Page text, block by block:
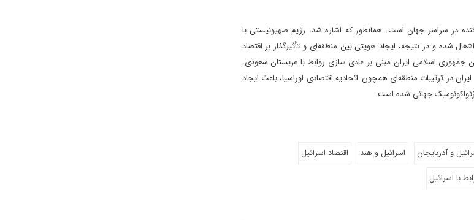
در سراسر جهان است. همانطور که اشاره شد، رژیم صهیونیستی با
شده و در نتیجه، ایجاد هویتی بین‌ منطقه‌ای و تأثیرگذار بر اقتصاد
جمهوری اسلامی ایران مبنی بر عادی سازی روابط با عربستان سعودی،
در ترتیبات منطقه‌ای همچون اتحادیه اقتصادی اوراسیا، باعث ایجاد
جهانی شده است.
و آذربایجان اسرائیل و هند
اقتصاد اسرائیل
با اسرائیل